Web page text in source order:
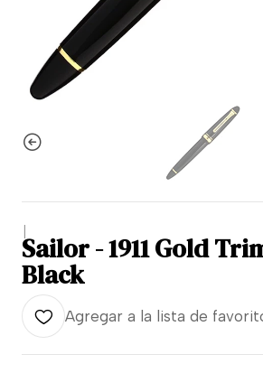
|
Sailor - 1911 Gold
Black
Agregar a la lista de